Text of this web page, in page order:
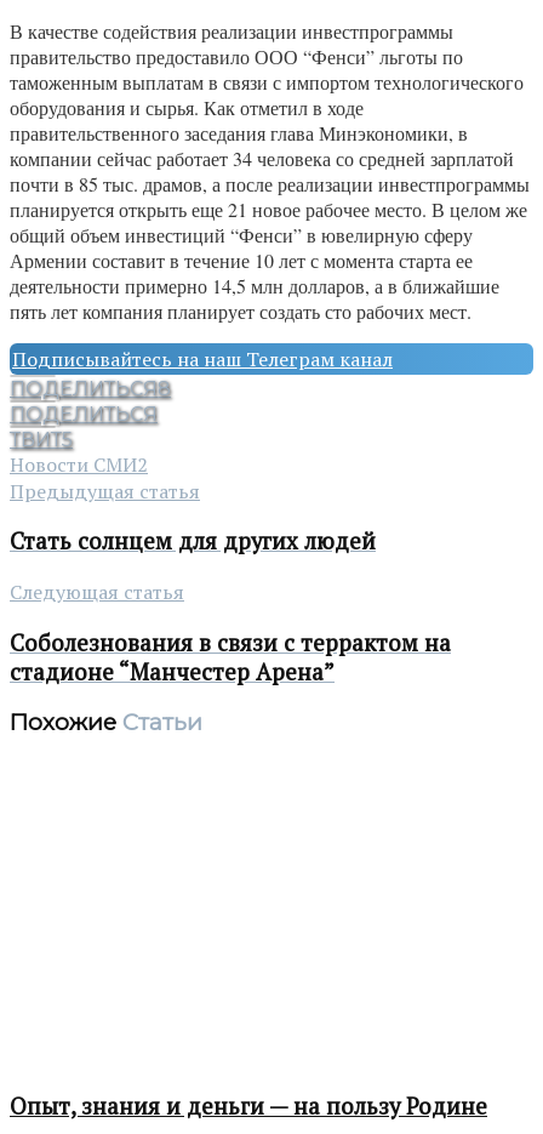
В качестве содействия реализации инвестпрограммы
правительство предоставило ООО “Фенси” льготы по
таможенным выплатам в связи с импортом технологического
оборудования и сырья. Как отметил в ходе
правительственного заседания глава Минэкономики, в
компании сейчас работает 34 человека со средней зарплатой
почти в 85 тыс. драмов, а после реализации инвестпрограммы
планируется открыть еще 21 новое рабочее место. В целом же
общий объем инвестиций “Фенси” в ювелирную сферу
Армении составит в течение 10 лет с момента старта ее
деятельности примерно 14,5 млн долларов, а в ближайшие
пять лет компания планирует создать сто рабочих мест.
Подписывайтесь на наш Телеграм канал
ПОДЕЛИТЬСЯ8
ПОДЕЛИТЬСЯ
ТВИТ5
Новости СМИ2
Предыдущая статья
Стать солнцем для других людей
Следующая статья
Cоболезнования в связи с террактом на
стадионе “Манчестер Арена”
Похожие Статьи
Опыт, знания и деньги — на пользу Родине